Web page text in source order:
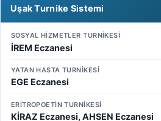
Uşak Turnike Sistemi
SOSYAL HİZMETLER TURNİKESİ
İREM Eczanesi
YATAN HASTA TURNİKESİ
EGE Eczanesi
ERİTROPOETİN TURNİKESİ
KİRAZ Eczanesi, AHSEN Eczanesi